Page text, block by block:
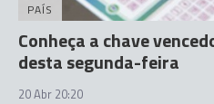
PAÍS
Conheça a chave
desta segunda-feira
20 Abr 20:20